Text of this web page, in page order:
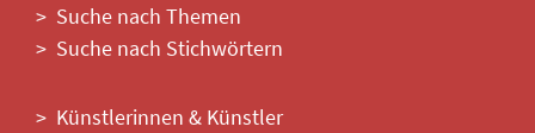
Suche nach Themen
Suche nach Stichwörtern
Künstlerinnen & Künstler